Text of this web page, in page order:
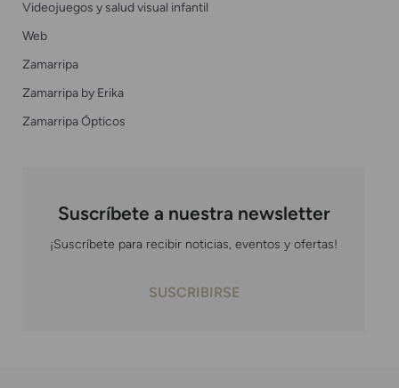
Videojuegos y salud visual infantil
Web
Zamarripa
Zamarripa by Erika
Zamarripa Ópticos
Suscríbete a nuestra newsletter
¡Suscríbete para recibir noticias, eventos y ofertas!
SUSCRIBIRSE